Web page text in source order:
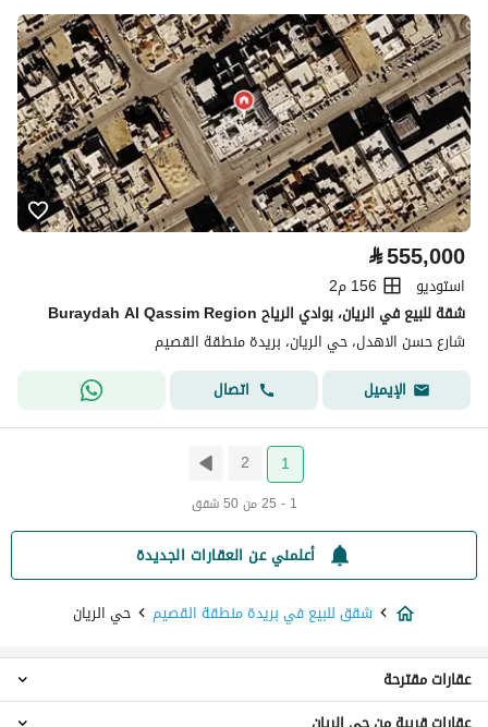
⃁555,000
استوديو
156 م2
شقة للبيع في الريان، بوادي الرياح Buraydah Al Qassim Region
شارع حسن الاهدل، حي الريان، بريدة منطقة القصيم
الإيميل
اتصال
1
2
1 - 25 من 50 شقق
أعلمني عن العقارات الجديدة
شقق للبيع في بريدة منطقة القصيم
حي الريان
عقارات مقترحة